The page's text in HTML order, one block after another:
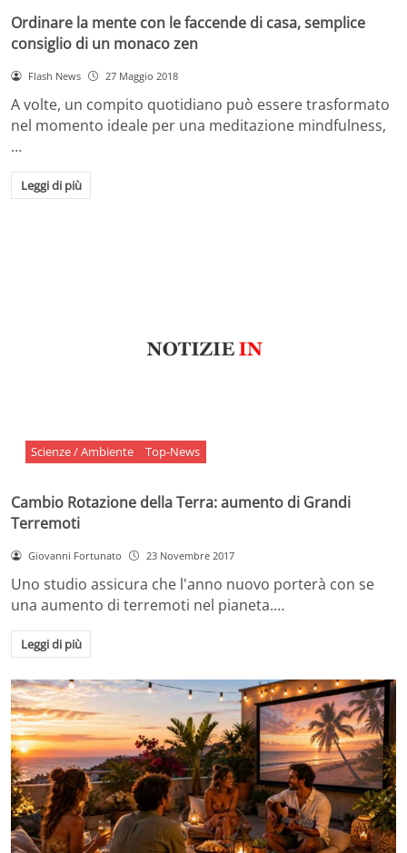
Ordinare la mente con le faccende di casa, semplice
consiglio di un monaco zen
Flash News 27 Maggio 2018
A volte, un compito quotidiano può essere trasformato
nel momento ideale per una meditazione mindfulness,
…
Leggi di più
Scienze / Ambiente Top-News
Cambio Rotazione della Terra: aumento di Grandi
Terremoti
Giovanni Fortunato 23 Novembre 2017
Uno studio assicura che l'anno nuovo porterà con se
una aumento di terremoti nel pianeta.…
Leggi di più